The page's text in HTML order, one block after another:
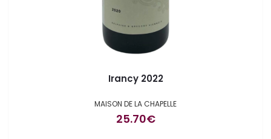
Irancy 2022
MAISON DE LA CHAPELLE
25.70€